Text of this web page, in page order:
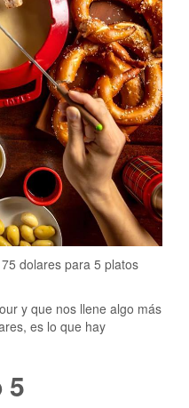
dolares para 5 platos
y que nos llene algo más
es lo que hay
5